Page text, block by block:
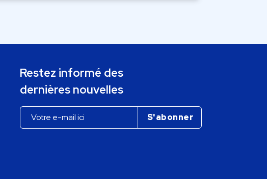
Restez informé des
dernières nouvelles